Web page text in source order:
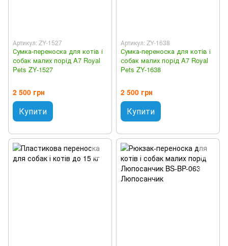
Артикул: ZY-1527
Сумка-переноска для котів і
собак малих порід A7 Royal
Pets ZY-1527
2 500 грн
Купити
Артикул: ZY-1638
Сумка-переноска для котів і
собак малих порід A7 Royal
Pets ZY-1638
2 500 грн
Купити